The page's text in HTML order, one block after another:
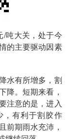
/吨大关，处于今
的主要驱动因素
水有所增多，割
降。短期来看，
注意的是，进入
，有利于割胶作
前期雨水充沛，